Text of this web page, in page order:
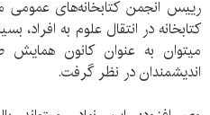
رییس انجمن کتابخانه‌های
کتابخانه در انتقال علوم به افراد،
می‏توان به عنوان کانون
اندیشمندان در نظر گرفت.